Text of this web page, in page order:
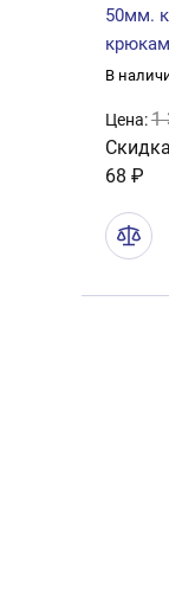
50мм.
В
Цена:1
68 ₽